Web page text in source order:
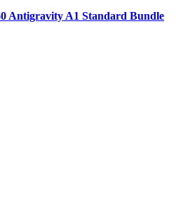
Antigravity A1 Standard Bundle